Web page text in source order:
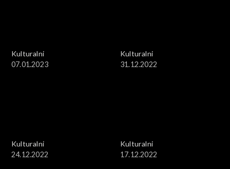
Kulturalni
07.01.2023
Kulturalni
31.12.2022
Kulturalni
24.12.2022
Kulturalni
17.12.2022